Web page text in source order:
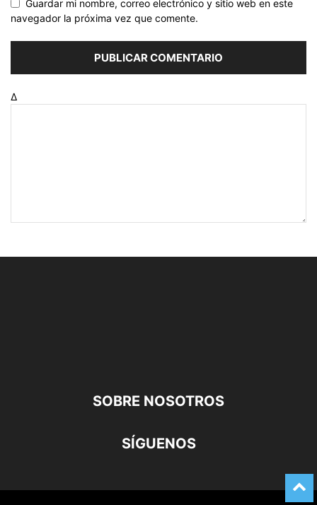
Guardar mi nombre, correo electrónico y sitio web en este
navegador la próxima vez que comente.
Δ
SOBRE NOSOTROS
SÍGUENOS